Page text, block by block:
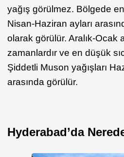
yağış görülmez. Bölgede
Nisan-Haziran ayları
olarak görülür. Aralık-Ocak
zamanlardır ve en düşük
Şiddetli Muson yağışları
arasında görülür.
Hyderabad’da